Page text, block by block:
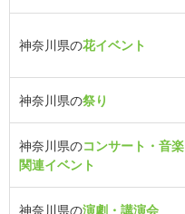
神奈川県の花イベント
神奈川県の祭り
神奈川県のコンサート・音楽
関連イベント
神奈川県の演劇・講演会